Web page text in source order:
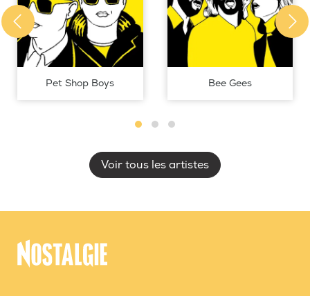
Pet Shop Boys Bee Gees
Voir tous les artistes